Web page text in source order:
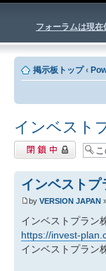
フォーラムは現在
掲示板トップ ‹
インベスト
閉鎖中トピック
インベストプ
by VERSION JAPAN
インベストプラン
https://invest-
インベストプラン